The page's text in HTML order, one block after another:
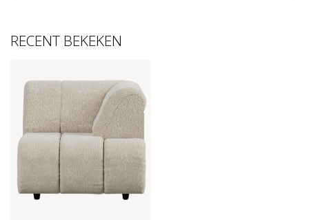
RECENT BEKEKEN